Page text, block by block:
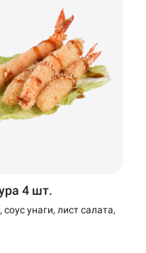
4 шт.
унаги, лист салата,